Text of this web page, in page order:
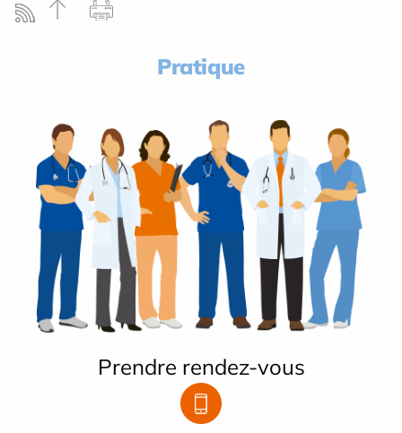
Pratique
Prendre rendez-vous